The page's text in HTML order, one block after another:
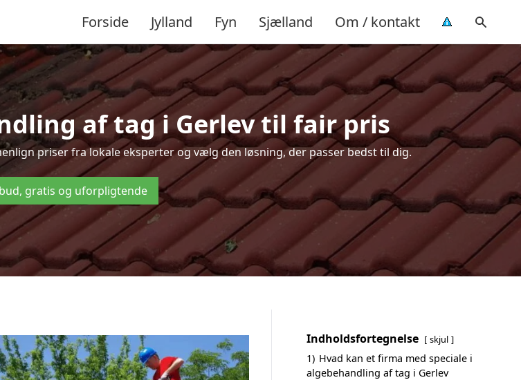
Forside Jylland Fyn Sjælland Om / kontakt
af tag i Gerlev til fair pris
priser fra lokale eksperter og vælg den løsning, der passer bedst til dig.
gratis og uforpligtende
Indholdsfortegnelse skjul
1) Hvad kan et firma med speciale i
algebehandling af tag i Gerlev